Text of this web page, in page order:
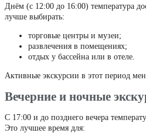
Днём (с 12:00 до 16:00) температура
лучше выбирать:
торговые центры и музеи;
развлечения в помещениях;
отдых у бассейна или в отеле.
Активные экскурсии в этот период
Вечерние и ночные
С 17:00 и до позднего вечера
Это лучшее время для: